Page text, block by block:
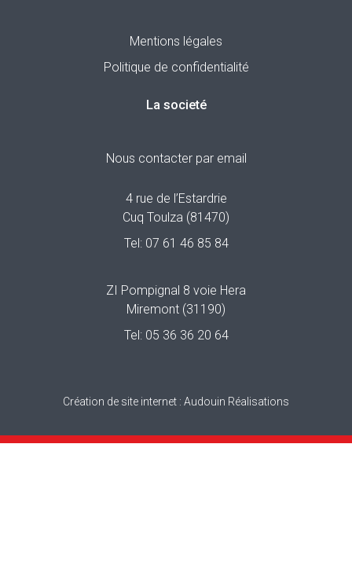
Mentions légales
Politique de confidentialité
La societé
Nous contacter par email
4 rue de l’Estardrie
Cuq Toulza (81470)
Tel: 07 61 46 85 84
ZI Pompignal 8 voie Hera
Miremont (31190)
Tel: 05 36 36 20 64
Création de site internet : Audouin Réalisations